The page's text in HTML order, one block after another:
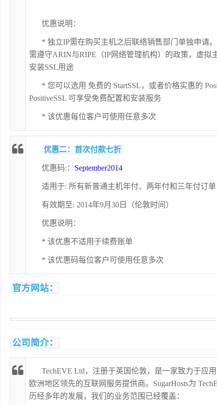
优惠说明：
* 独立IP需在购买主机之后联络销售部门单独申请
需遵守ARIN与RIPE（IP网络管理机构）的政策，虚拟
安装SSL用途
* 您可以选用 免费的 StartSSL ，或者价格实惠的
PositiveSSL 可享受免费配置和安装服务
* 该优惠每位客户可使用任意多次
优惠二：首次付款七折
优惠码:： September2014
适用于: 所有新普通主机年付、两年付和三年付订单
有效期至: 2014年9月30日（伦敦时间）
优惠说明：
* 该优惠不适用于续费账单
* 该优惠码每位客户可使用任意多次
官方网站：
公司简介：
TechEVE Ltd，注册于英国伦敦，是一家致力于应
欧洲地区领先的互联网服务提供商。SugarHosts为
历经多年的发展，我们的业务范围已经覆盖：